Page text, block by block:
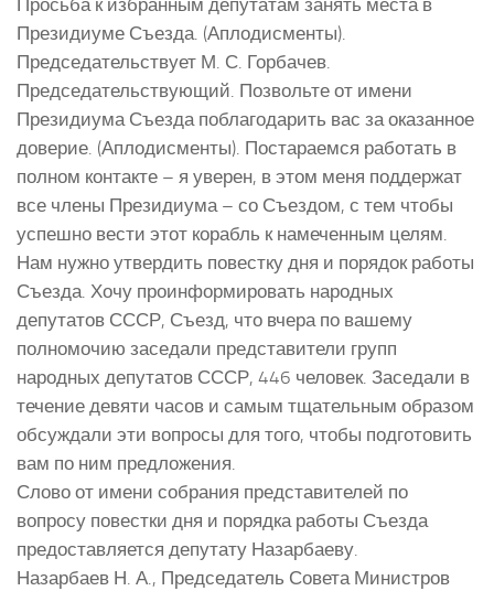
Президиуме Съезда. (Аплодисменты).
Председательствует М. С. Горбачев.
Председательствующий. Позвольте от имени
Президиума Съезда поблагодарить вас за оказанное
доверие. (Аплодисменты). Постараемся работать в
полном контакте – я уверен, в этом меня поддержат
все члены Президиума – со Съездом, с тем чтобы
успешно вести этот корабль к намеченным целям.
Нам нужно утвердить повестку дня и порядок работы
Съезда. Хочу проинформировать народных
депутатов СССР, Съезд, что вчера по вашему
полномочию заседали представители групп
народных депутатов СССР, 446 человек. Заседали в
течение девяти часов и самым тщательным образом
обсуждали эти вопросы для того, чтобы подготовить
вам по ним предложения.
Слово от имени собрания представителей по
вопросу повестки дня и порядка работы Съезда
предоставляется депутату Назарбаеву.
Назарбаев Н. А., Председатель Совета Министров